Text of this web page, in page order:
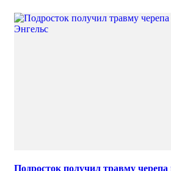
Подросток получил травму